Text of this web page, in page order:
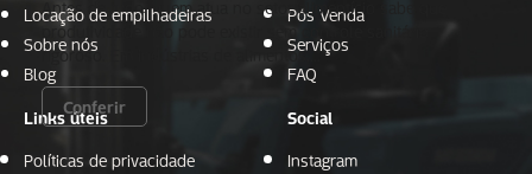
Antes de tudo, quem atua no setor alimentício sabe que
produtividade não pode existir sem controle sanitário
rigoroso. Em indústrias de alimentos,…
Conferir
Locação de empilhadeiras
Sobre nós
Blog
Pós Venda
Serviços
FAQ
Links úteis
Políticas de privacidade
Social
Instagram